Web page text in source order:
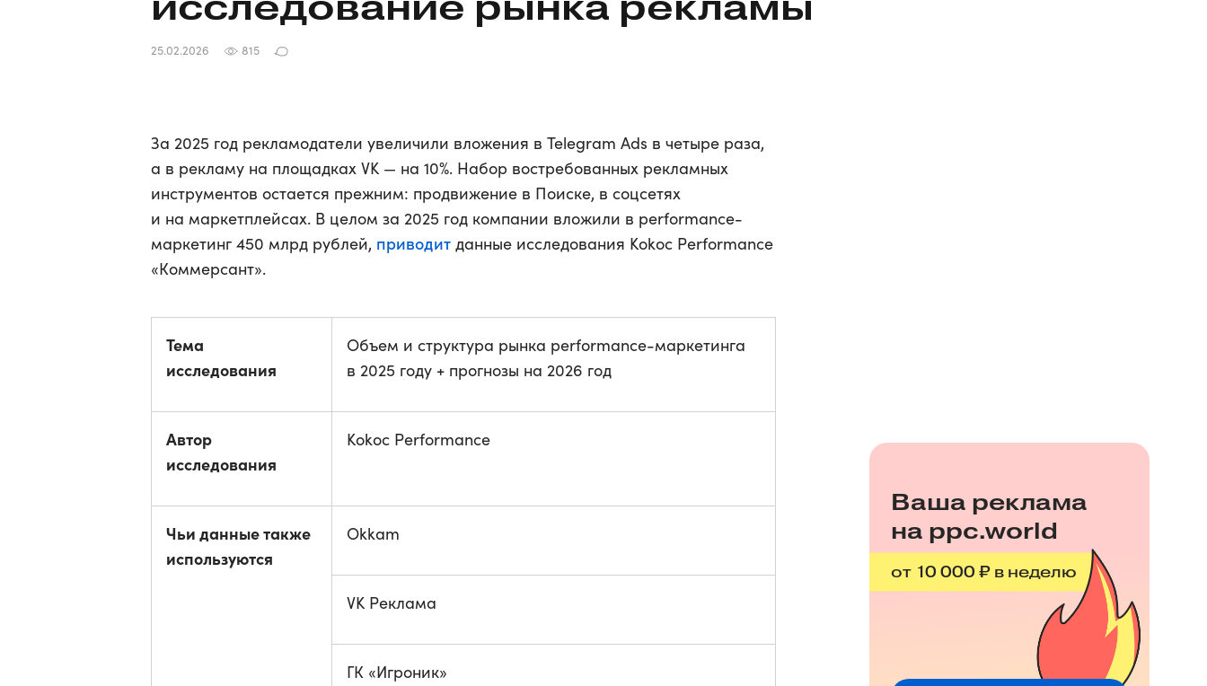
25.02.2026 815
За 2025 год рекламодатели увеличили вложения в Telegram Ads в четыре раза,
а в рекламу на площадках VK — на 10%. Набор востребованных рекламных
инструментов остается прежним: продвижение в Поиске, в соцсетях
и на маркетплейсах. В целом за 2025 год компании вложили в performance-
маркетинг 450 млрд рублей, приводит данные исследования Kokoc Performance
«Коммерсант».
Тема
исследования
Объем и структура рынка performance-маркетинга
в 2025 году + прогнозы на 2026 год
Автор
исследования
Kokoc Performance
Чьи данные также
используются
Okkam
VK Реклама
ГК «Игроник»
Ваша реклама
на ppc.world
от 10 000 ₽ в неделю